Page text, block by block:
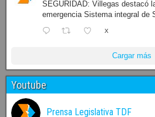
En instantes comezará la
Legislatura fueguina, seguí la
enlace:
Prensa Legislativa
LEGISLATURA: Dieron a